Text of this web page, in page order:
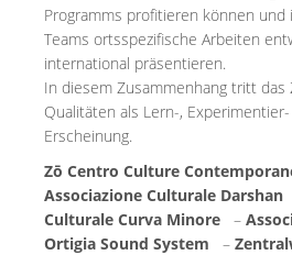
Programms profitieren können und
Teams ortsspezifische Arbeiten
international präsentieren.
In diesem Zusammenhang tritt das
Qualitäten als Lern-,
Erscheinung.
Zō Centro Culture
Associazione Culturale Darshan
Culturale Curva Minore –
Ortigia Sound System –